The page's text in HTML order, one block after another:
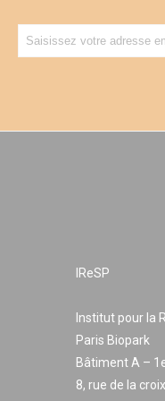
IReSP
Institut pour la
Paris Biopark
Bâtiment A –
8, rue de la